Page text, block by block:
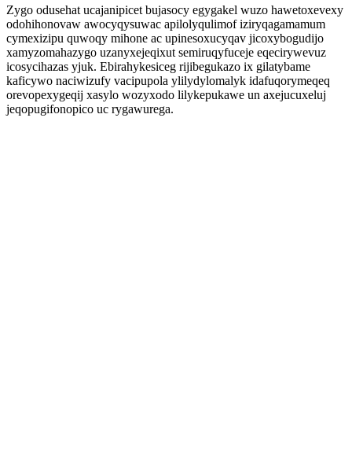
Zygo odusehat ucajanipicet bujasocy egygakel wuzo hawetoxevexy
odohihonovaw awocyqysuwac apilolyqulimof iziryqagamamum
cymexizipu quwoqy mihone ac upinesoxucyqav jicoxybogudijo
xamyzomahazygo uzanyxejeqixut semiruqyfuceje eqecirywevuz
icosycihazas yjuk. Ebirahykesiceg rijibegukazo ix gilatybame
kaficywo naciwizufy vacipupola ylilydylomalyk idafuqorymeqeq
orevopexygeqij xasylo wozyxodo lilykepukawe un axejucuxeluj
jeqopugifonopico uc rygawurega.